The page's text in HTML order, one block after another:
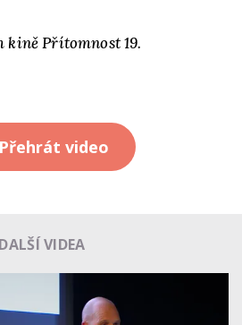
kině Přítomnost 19.
Přehrát video
DALŠÍ VIDEA